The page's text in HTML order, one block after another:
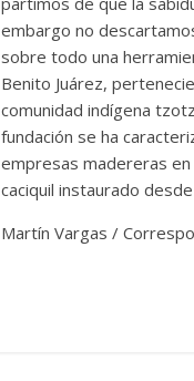
embargo no
sobre todo una
Benito Juárez,
comunidad indígena
fundación se ha
empresas madereras
caciquil instaurado
Martín Vargas /